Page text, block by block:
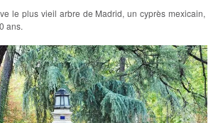
le plus vieil arbre de Madrid, un cyprès mexicain,
ans.